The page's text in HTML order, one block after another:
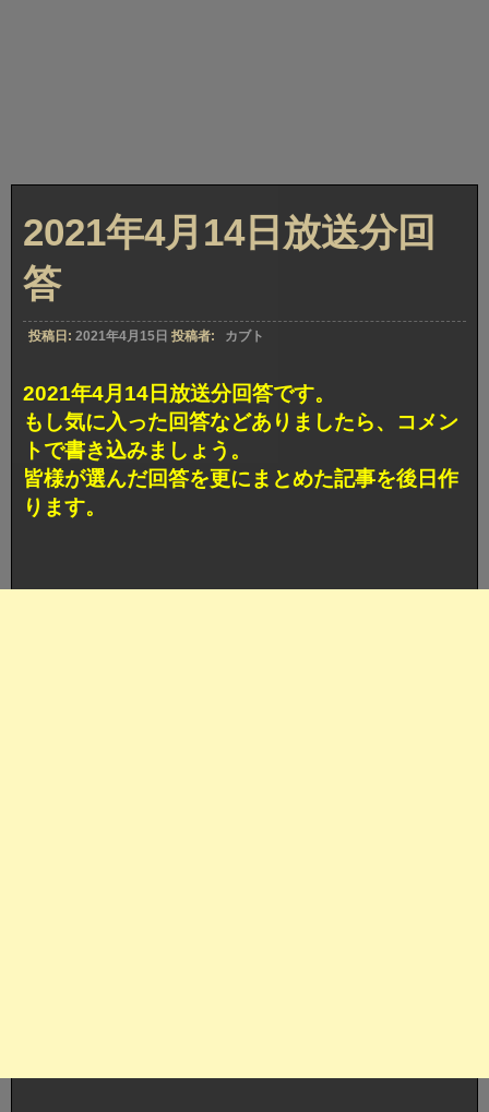
2021年4月14日放送分回
答
投稿日: 2021年4月15日 投稿者: カブト
2021年4月14日放送分回答です。
もし気に入った回答などありましたら、コメン
トで書き込みましょう。
皆様が選んだ回答を更にまとめた記事を後日作
ります。